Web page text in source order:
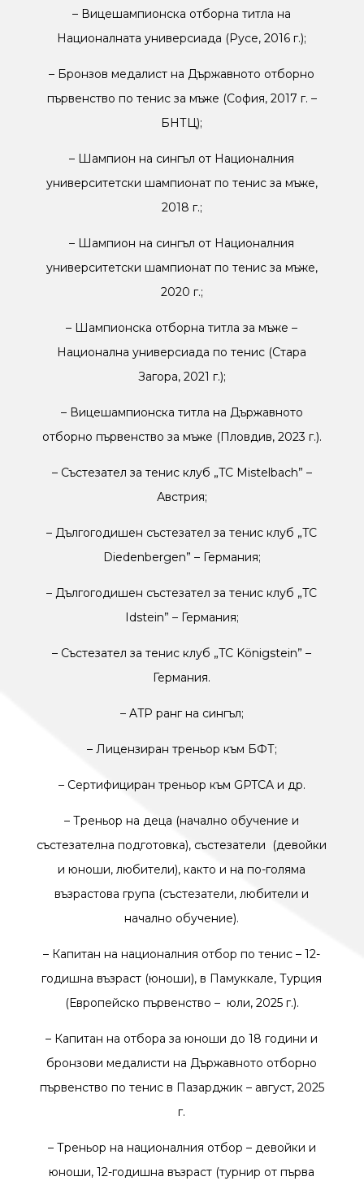
– Вицешампионска отборна титла на
Националната универсиада (Русе, 2016 г.);
– Бронзов медалист на Държавното отборно
първенство по тенис за мъже (София, 2017 г. –
БНТЦ);
– Шампион на сингъл от Националния
университетски шампионат по тенис за мъже,
2018 г.;
– Шампион на сингъл от Националния
университетски шампионат по тенис за мъже,
2020 г.;
– Шампионска отборна титла за мъже –
Национална универсиада по тенис (Стара
Загора, 2021 г.);
–Вицешампионска титла на Държавното
отборно първенство за мъже (Пловдив, 2023 г.).
–Състезател за тенис клуб „TC Mistelbach” –
Австрия;
– Дългогодишен състезател за тенис клуб „TC
Diedenbergen” – Германия;
– Дългогодишен състезател за тенис клуб „TC
Idstein” – Германия;
– Състезател за тенис клуб „TC Königstein” –
Германия.
–ATP ранг на сингъл;
–Лицензиран треньор към БФТ;
–Сертифициран треньор към GPTCA и др.
– Треньор на деца (начално обучение и
състезателна подготовка), състезатели (девойки
и юноши, любители), както и на по-голяма
възрастова група (състезатели, любители и
начално обучение).
– Капитан на националния отбор по тенис – 12-
годишна възраст (юноши), в Памуккале, Турция
(Европейско първенство – юли, 2025 г.).
– Капитан на отбора за юноши до 18 години и
бронзови медалисти на Държавното отборно
първенство по тенис в Пазарджик – август, 2025
г.
– Треньор на националния отбор – девойки и
юноши, 12-годишна възраст (турнир от първа